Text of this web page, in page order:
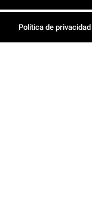
Política de privacidad